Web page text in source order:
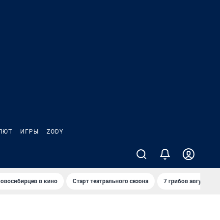
ИГРЫ ZODY
в кино Старт театрального сезона 7 грибов августа